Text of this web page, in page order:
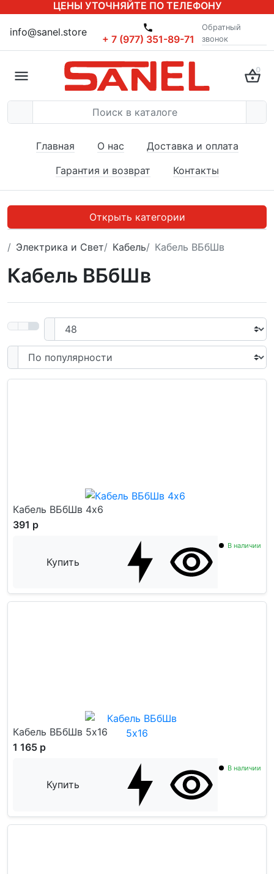
ЦЕНЫ УТОЧНЯЙТЕ ПО ТЕЛЕФОНУ
info@sanel.store
+ 7 (977) 351-89-71
Обратный
звонок
0
Главная О нас
Доставка и оплата
Гарантия и возврат
Контакты
Открыть категории
Электрика и Свет Кабель Кабель ВБбШв
Кабель ВБбШв
Кабель ВБбШв 4x6
391 р
Купить
В наличии
Кабель ВБбШв 5x16
1 165 р
Купить
В наличии